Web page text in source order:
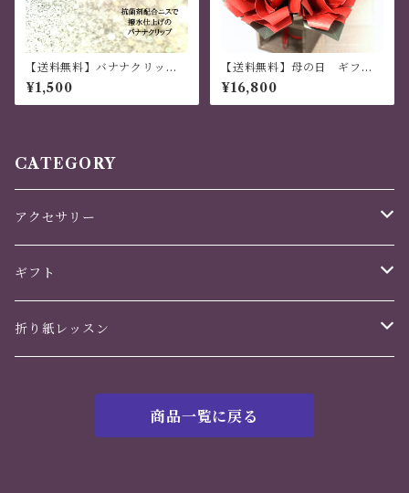
【送料無料】バナナクリップ
アーチ型 桜と鶴 虹色 グラ
デーション 現代千代紙・和
紙
¥1,500
【送料無料】母の日 ギフ
ト 世界でひとつ オリジナ
ル 手作り バラ ３輪
¥16,800
CATEGORY
アクセサリー
かんざし
ヘアアクセサリー
ギフト
誕生日
ホワイトデー
折り紙レッスン
商品一覧に戻る